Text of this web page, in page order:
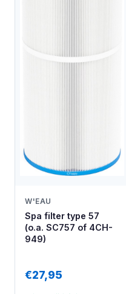
W'EAU
Spa filter type 57
(o.a. SC757 of 4CH-
949)
€27,95